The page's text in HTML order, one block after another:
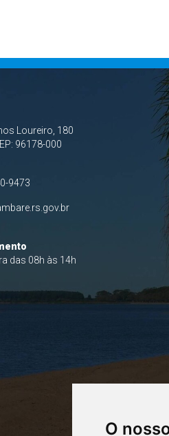
O
Loureiro, 180
96178-000
9473
das 08h às 14h